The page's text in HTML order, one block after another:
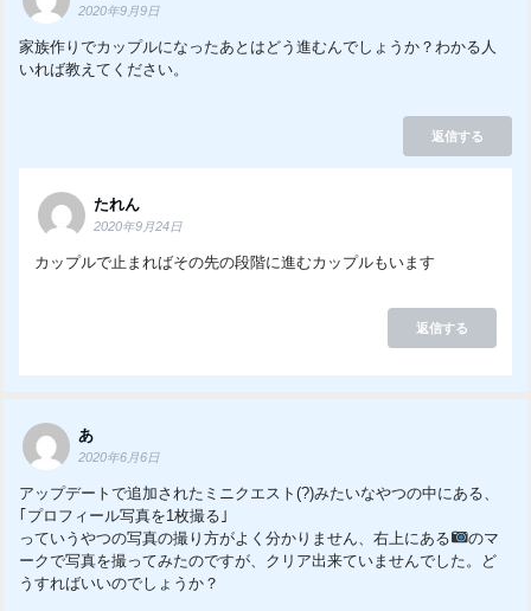
2020年9月9日
家族作りでカップルになったあとはどう進むんでしょうか？わかる人
いれば教えてください。
返信する
たれん
2020年9月24日
カップルで止まればその先の段階に進むカップルもいます
返信する
あ
2020年6月6日
アップデートで追加されたミニクエスト(?)みたいなやつの中にある、
｢プロフィール写真を1枚撮る｣
っていうやつの写真の撮り方がよく分かりません、右上にある
のマ
ークで写真を撮ってみたのですが、クリア出来ていませんでした。ど
うすればいいのでしょうか？